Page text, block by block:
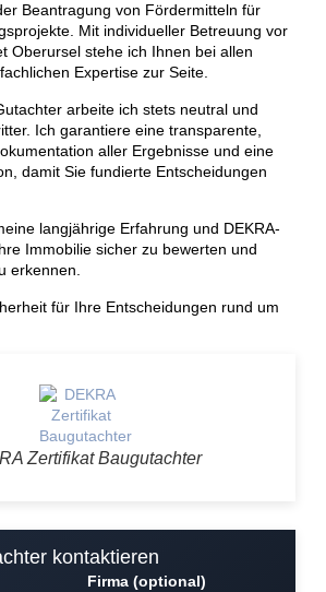
Beantragung von Fördermitteln für
Mit individueller Betreuung vor
Oberursel stehe ich Ihnen bei allen
Expertise zur Seite.
arbeite ich stets neutral und
Ich garantiere eine transparente,
aller Ergebnisse und eine
damit Sie fundierte Entscheidungen
langjährige Erfahrung und DEKRA-
Immobilie sicher zu bewerten und
erkennen.
für Ihre Entscheidungen rund um
Zertifikat Baugutachter
kontaktieren
Firma (optional)